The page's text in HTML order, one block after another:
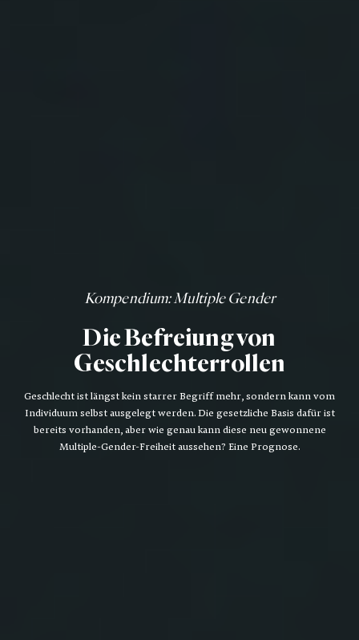
Kompendium: Multiple Gender
Die Befreiung von
Geschlechterrollen
Geschlecht ist längst kein starrer Begriff mehr, sondern kann vom
Individuum selbst ausgelegt werden. Die gesetzliche Basis dafür ist
bereits vorhanden, aber wie genau kann diese neu gewonnene
Multiple-Gender-Freiheit aussehen? Eine Prognose.